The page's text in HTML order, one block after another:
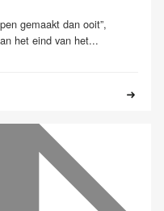
gemaakt dan ooit”,
het eind van het...